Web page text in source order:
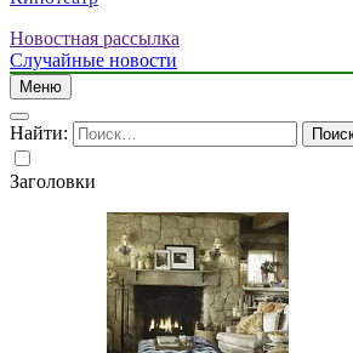
Новостная рассылка
Случайные новости
Меню
Найти:
Заголовки